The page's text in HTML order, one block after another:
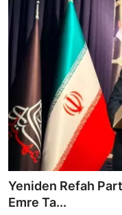
Teknoloji
Spor
TBMM Haberleri
Belediye
Sağlık
SON DAKİKA
Asayiş
Yeniden Refah
Emre Ta...